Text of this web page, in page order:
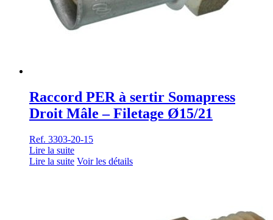
Raccord PER à sertir Somapress
Droit Mâle – Filetage Ø15/21
Ref. 3303-20-15
Lire la suite
Lire la suite Voir les détails